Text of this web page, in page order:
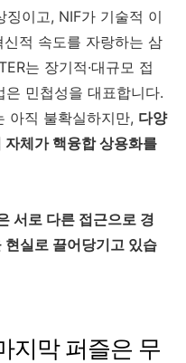
징이고, NIF가 기술적 이
적 속도를 자랑하는 삼
는 장기적·대규모 접
민첩성을 대표합니다.
아직 불확실하지만, 다양
체가 핵융합 상용화를
서로 다른 접근으로 경
실로 끌어당기고 있습
지막 퍼즐은 무